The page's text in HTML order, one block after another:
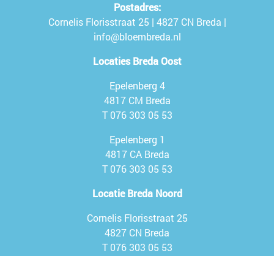
Postadres:
Cornelis Florisstraat 25 | 4827 CN Breda |
info@bloembreda.nl
Locaties Breda Oost
Epelenberg 4
4817 CM Breda
T 076 303 05 53
Epelenberg 1
4817 CA Breda
T 076 303 05 53
Locatie Breda Noord
Cornelis Florisstraat 25
4827 CN Breda
T 076 303 05 53